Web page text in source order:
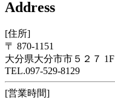
Address
[住所]
〒 870-1151
大分県大分市市５２７ 1F
TEL.097-529-8129
[営業時間]